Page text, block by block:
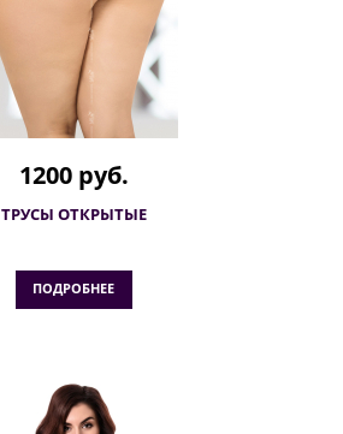
1200 руб.
ТРУСЫ ОТКРЫТЫЕ
ПОДРОБНЕЕ